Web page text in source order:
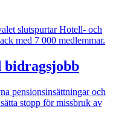
slutspurtar Hotell- och
med 7 000 medlemmar.
bidragsjobb
pensionsinsättningar och
stopp för missbruk av